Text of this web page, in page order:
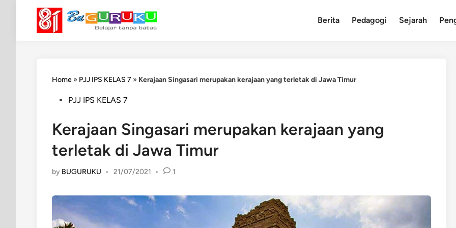
content
Berita Pedagogi Sejarah
Home » PJJ IPS KELAS 7 » Kerajaan Singasari merupakan kerajaan yang terletak di Jawa Timur
PostedPJJ IPS KELAS 7
Kerajaan Singasari merupakan kerajaan yang
terletak di Jawa Timur
by BUGURUKU • 21/07/2021 • 1